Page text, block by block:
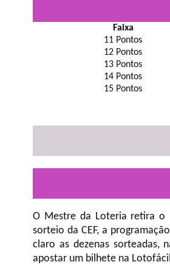
Faixa
11 Pontos
12 Pontos
13 Pontos
14 Pontos
15 Pontos
O Mestre da Loteria retira o
sorteio da CEF, a
claro as dezenas sorteadas,
apostar um bilhete na